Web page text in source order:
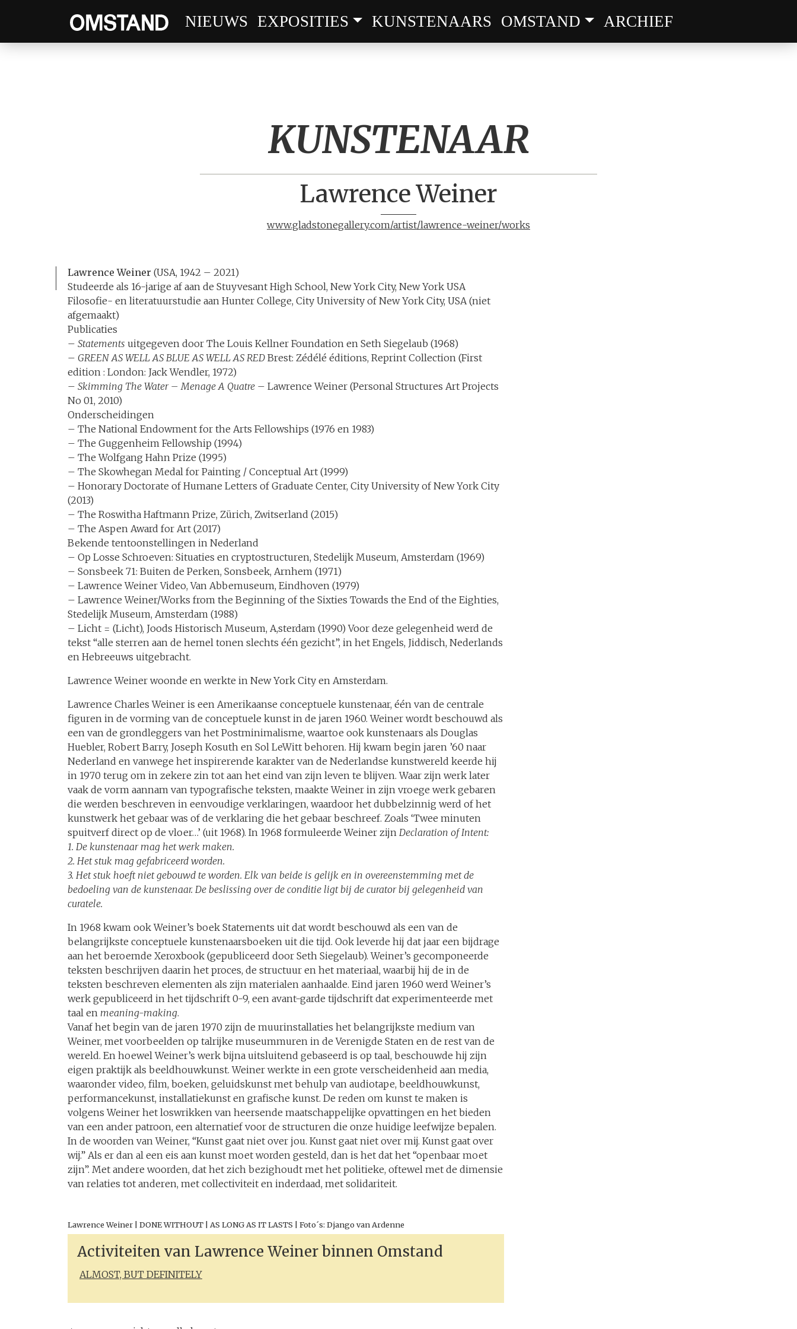
NIEUWS EXPOSITIES KUNSTENAARS OMSTAND ARCHIEF
KUNSTENAAR
LawrenceWeiner
www.gladstonegallery.com/artist/lawrence-weiner/works
Lawrence Weiner (USA, 1942 – 2021)
Studeerde als 16-jarige af aan de Stuyvesant High School, New York City, New York USA
Filosofie- en literatuurstudie aan Hunter College, City University of New York City, USA (niet
afgemaakt)
Publicaties
– Statements uitgegeven door The Louis Kellner Foundation en Seth Siegelaub (1968)
– GREEN AS WELL AS BLUE AS WELL AS RED Brest: Zédélé éditions, Reprint Collection (First
edition : London: Jack Wendler, 1972)
– Skimming The Water – Menage A Quatre – Lawrence Weiner (Personal Structures Art Projects
No 01, 2010)
Onderscheidingen
– The National Endowment for the Arts Fellowships (1976 en 1983)
– The Guggenheim Fellowship (1994)
– The Wolfgang Hahn Prize (1995)
– The Skowhegan Medal for Painting / Conceptual Art (1999)
– Honorary Doctorate of Humane Letters of Graduate Center, City University of New York City
(2013)
– The Roswitha Haftmann Prize, Zürich, Zwitserland (2015)
– The Aspen Award for Art (2017)
Bekende tentoonstellingen in Nederland
– Op Losse Schroeven: Situaties en cryptostructuren, Stedelijk Museum, Amsterdam (1969)
– Sonsbeek 71: Buiten de Perken, Sonsbeek, Arnhem (1971)
– Lawrence Weiner Video, Van Abbemuseum, Eindhoven (1979)
– Lawrence Weiner/Works from the Beginning of the Sixties Towards the End of the Eighties,
Stedelijk Museum, Amsterdam (1988)
– Licht = (Licht), Joods Historisch Museum, A,sterdam (1990) Voor deze gelegenheid werd de
tekst “alle sterren aan de hemel tonen slechts één gezicht”, in het Engels, Jiddisch, Nederlands
en Hebreeuws uitgebracht.
Lawrence Weiner woonde en werkte in New York City en Amsterdam.
Lawrence Charles Weiner is een Amerikaanse conceptuele kunstenaar, één van de centrale
figuren in de vorming van de conceptuele kunst in de jaren 1960. Weiner wordt beschouwd als
een van de grondleggers van het Postminimalisme, waartoe ook kunstenaars als Douglas
Huebler, Robert Barry, Joseph Kosuth en Sol LeWitt behoren. Hij kwam begin jaren ’60 naar
Nederland en vanwege het inspirerende karakter van de Nederlandse kunstwereld keerde hij
in 1970 terug om in zekere zin tot aan het eind van zijn leven te blijven. Waar zijn werk later
vaak de vorm aannam van typografische teksten, maakte Weiner in zijn vroege werk gebaren
die werden beschreven in eenvoudige verklaringen, waardoor het dubbelzinnig werd of het
kunstwerk het gebaar was of de verklaring die het gebaar beschreef. Zoals ‘Twee minuten
spuitverf direct op de vloer…’ (uit 1968). In 1968 formuleerde Weiner zijn Declaration of Intent:
1. De kunstenaar mag het werk maken.
2. Het stuk mag gefabriceerd worden.
3. Het stuk hoeft niet gebouwd te worden. Elk van beide is gelijk en in overeenstemming met de
bedoeling van de kunstenaar. De beslissing over de conditie ligt bij de curator bij gelegenheid van
curatele.
In 1968 kwam ook Weiner’s boek Statements uit dat wordt beschouwd als een van de
belangrijkste conceptuele kunstenaarsboeken uit die tijd. Ook leverde hij dat jaar een bijdrage
aan het beroemde Xeroxbook (gepubliceerd door Seth Siegelaub). Weiner’s gecomponeerde
teksten beschrijven daarin het proces, de structuur en het materiaal, waarbij hij de in de
teksten beschreven elementen als zijn materialen aanhaalde. Eind jaren 1960 werd Weiner’s
werk gepubliceerd in het tijdschrift 0-9, een avant-garde tijdschrift dat experimenteerde met
taal en meaning-making.
Vanaf het begin van de jaren 1970 zijn de muurinstallaties het belangrijkste medium van
Weiner, met voorbeelden op talrijke museummuren in de Verenigde Staten en de rest van de
wereld. En hoewel Weiner’s werk bijna uitsluitend gebaseerd is op taal, beschouwde hij zijn
eigen praktijk als beeldhouwkunst. Weiner werkte in een grote verscheidenheid aan media,
waaronder video, film, boeken, geluidskunst met behulp van audiotape, beeldhouwkunst,
performancekunst, installatiekunst en grafische kunst. De reden om kunst te maken is
volgens Weiner het loswrikken van heersende maatschappelijke opvattingen en het bieden
van een ander patroon, een alternatief voor de structuren die onze huidige leefwijze bepalen.
In de woorden van Weiner, “Kunst gaat niet over jou. Kunst gaat niet over mij. Kunst gaat over
wij.” Als er dan al een eis aan kunst moet worden gesteld, dan is het dat het “openbaar moet
zijn”. Met andere woorden, dat het zich bezighoudt met het politieke, oftewel met de dimensie
van relaties tot anderen, met collectiviteit en inderdaad, met solidariteit.
Lawrence Weiner | DONE WITHOUT | AS LONG AS IT LASTS | Foto´s: Django van Ardenne
Activiteiten van Lawrence Weiner binnen Omstand
ALMOST, BUT DEFINITELY